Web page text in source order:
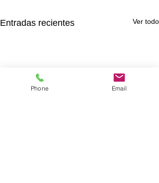
Entradas recientes Ver todo
Phone Email